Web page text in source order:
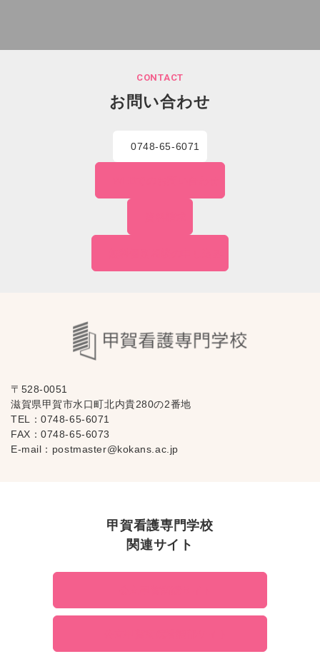
CONTACT
お問い合わせ
0748-65-6071
〒528-0051
滋賀県甲賀市水口町北内貴280の2番地
TEL：0748-65-6071
FAX：0748-65-6073
E-mail： postmaster@kokans.ac.jp
甲賀看護専門学校
関連サイト